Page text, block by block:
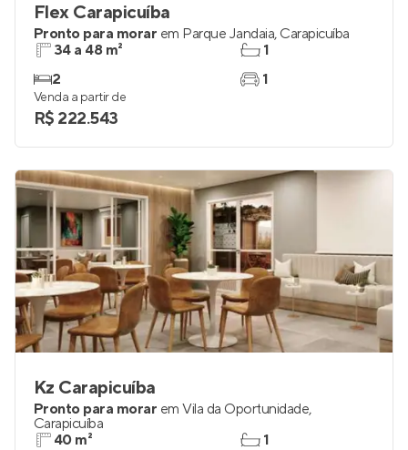
Flex Carapicuíba
Pronto para morar em Parque Jandaia, Carapicuíba
34 a 48 m²
2
1
1
Venda a partir de
R$ 222.543
Kz Carapicuíba
Pronto para morar em Vila da Oportunidade,
Carapicuíba
40 m²
1